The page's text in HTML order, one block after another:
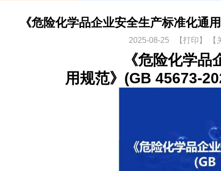
《危险化学品企业安全生产标准化通
2025-08-25 【打印 】
《危险化学品企业安
用规范》(GB 45673-